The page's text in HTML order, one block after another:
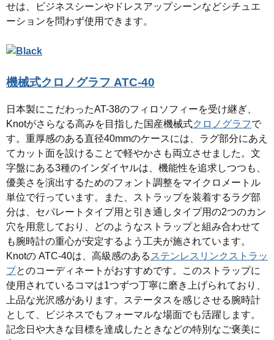
せは、ビジネスシーンやドレスアップシーンなどシチュエ
ーションを問わず使用できます。
機械式クロノグラフ ATC-40
日本製にこだわったAT-38のフィロソフィーを受け継ぎ、
Knotがさらなる高みを目指した国産機械式クロノグラフで
す。重厚感のある直径40mmのケースには、ラグ部分にあえ
てカット面を設けることで軽やかさも両立させました。文
字盤にある3種のインダイヤルは、機能性を追求しつつも、
優美さを演出するためのフォント調整をマイクロメートル
単位で行っています。また、ストラップを装着するラグ部
分は、セパレートタイプ用と引き通しタイプ用の2つのカン
穴を用意しており、どのようなストラップと組み合わせて
も腕時計の重心が安定するよう工夫が施されています。
Knotの ATC-40は、高級感のある ステンレスリンクストラッ
プとのコーディネートがおすすめです。このストラップに
使用されているコマは1つずつ丁寧に磨き上げられており、
上品な光沢感があります。ステータスを感じさせる腕時計
として、ビジネスでもフォーマルな場面でも活躍します。
記念日や大きな目標を達成したときなどの特別なご褒美に